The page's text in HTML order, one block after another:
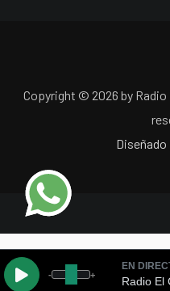
Copyright © 2026 by Radio
Diseñado
- +
EN
Radio El